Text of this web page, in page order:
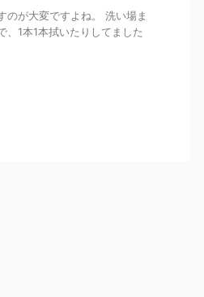
のが大変ですよね。 洗い場ま
1本1本拭いたりしてました